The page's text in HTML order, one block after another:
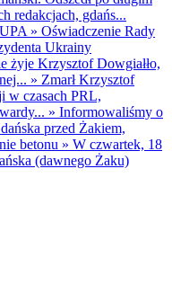
redakcjach, gdańs...
» Oświadczenie Rady
Ukrainy
żyje Krzysztof Dowgiałło,
» Zmarł Krzysztof
w czasach PRL,
» Informowaliśmy o
przed Żakiem,
betonu » W czwartek, 18
(dawnego Żaku)